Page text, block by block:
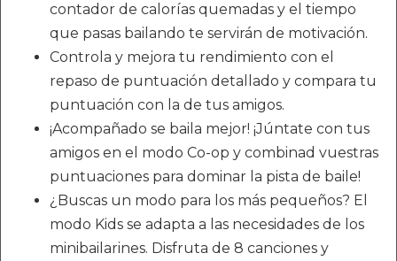
contador de calorías quemadas y el tiempo
que pasas bailando te servirán de motivación.
Controla y mejora tu rendimiento con el
repaso de puntuación detallado y compara tu
puntuación con la de tus amigos.
¡Acompañado se baila mejor! ¡Júntate con tus
amigos en el modo Co-op y combinad vuestras
puntuaciones para dominar la pista de baile!
¿Buscas un modo para los más pequeños? El
modo Kids se adapta a las necesidades de los
minibailarines. Disfruta de 8 canciones y